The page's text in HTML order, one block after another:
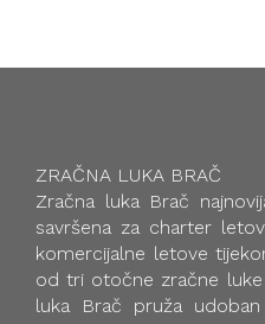
ZRAČNA LUKA BRAČ
Zračna luka Brač
savršena za charter
komercijalne letove
od tri otočne zračne
luka Brač pruža